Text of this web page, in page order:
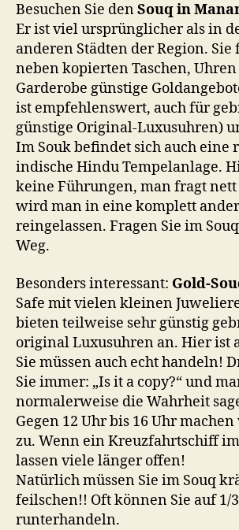
Besuchen Sie denSouqin
Er ist viel ursprünglicher als in
anderen Städten der Region.
neben kopierten Taschen,
Garderobe günstige
ist empfehlenswert, auch für
günstige Original-Luxusuhren)
Im Souk befindet sich auch eine
indische Hindu Tempelanlage.
keine Führungen, man fragt
wird man in eine komplett
reingelassen. Fragen Sie im
Weg.
Besonders interessant: Gold-
Safe mit vielen kleinen
bieten teilweise sehr günstig
original Luxusuhren an. Hier ist
Sie müssen auch echt handeln!
Sie immer: „Is it a copy?“ und
normalerweise die Wahrheit
Gegen 12 Uhr bis 16 Uhr
zu. Wenn ein Kreuzfahrtschiff
lassen viele länger offen!
Natürlich müssen Sie im Souq
feilschen!! Oft können Sie auf 1/
runterhandeln.